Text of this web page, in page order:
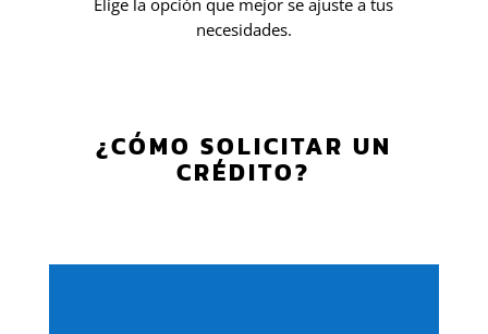
Elige la opción que mejor se ajuste a tus
necesidades.
¿CÓMO SOLICITAR UN
CRÉDITO?